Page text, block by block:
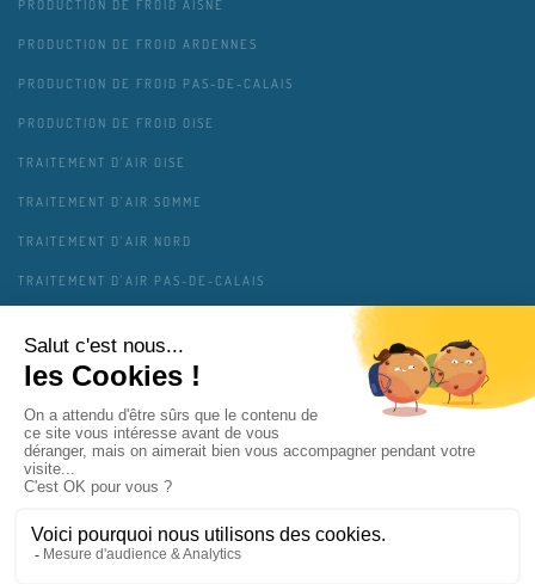
PRODUCTION DE FROID AISNE
PRODUCTION DE FROID ARDENNES
PRODUCTION DE FROID PAS-DE-CALAIS
PRODUCTION DE FROID OISE
TRAITEMENT D'AIR OISE
TRAITEMENT D'AIR SOMME
TRAITEMENT D'AIR NORD
TRAITEMENT D'AIR PAS-DE-CALAIS
GESTION DES COOKIES
VIE PRIVÉE
COPAIR SOLUTIONS INTERVIENT PRÈS DE CHEZ VOUS